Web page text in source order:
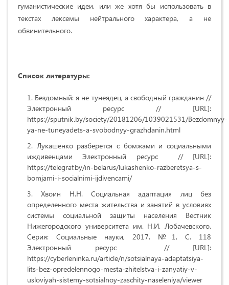
гуманистические идеи, или же хотя бы использовать в
текстах лексемы нейтрального характера, а не
обвинительного.
Список литературы:
Бездомный: я не тунеядец, а свободный гражданин //
Электронный ресурс // [URL]:
https://sputnik.by/society/20181206/1039021531/Bezdomnyy-
ya-ne-tuneyadets-a-svobodnyy-grazhdanin.html
Лукашенко разберется с бомжами и социальными
иждивенцами Электронный ресурс // [URL]:
https://telegraf.by/in-belarus/lukashenko-razberetsya-s-
bomjami-i-socialnimi-ijdivencami/
Хвоин Н.Н. Социальная адаптация лиц без
определенного места жительства и занятий в условиях
системы социальной защиты населения Вестник
Нижегородского университета им. Н.И. Лобачевского.
Серия: Социальные науки, 2017, №1, С. 118
Электронный ресурс // [URL]:
https://cyberleninka.ru/article/n/sotsialnaya-adaptatsiya-
lits-bez-opredelennogo-mesta-zhitelstva-i-zanyatiy-v-
usloviyah-sistemy-sotsialnoy-zaschity-naseleniya/viewer